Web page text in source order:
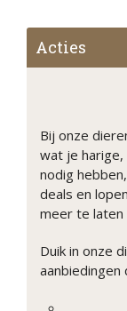
Acties
Bij onze
wat je
nodig
deals en
meer te laten
Duik in onze
aanbiedingen